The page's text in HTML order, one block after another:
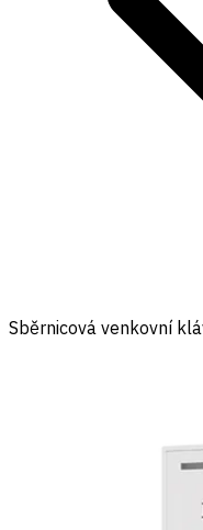
Sběrnicová venkovní